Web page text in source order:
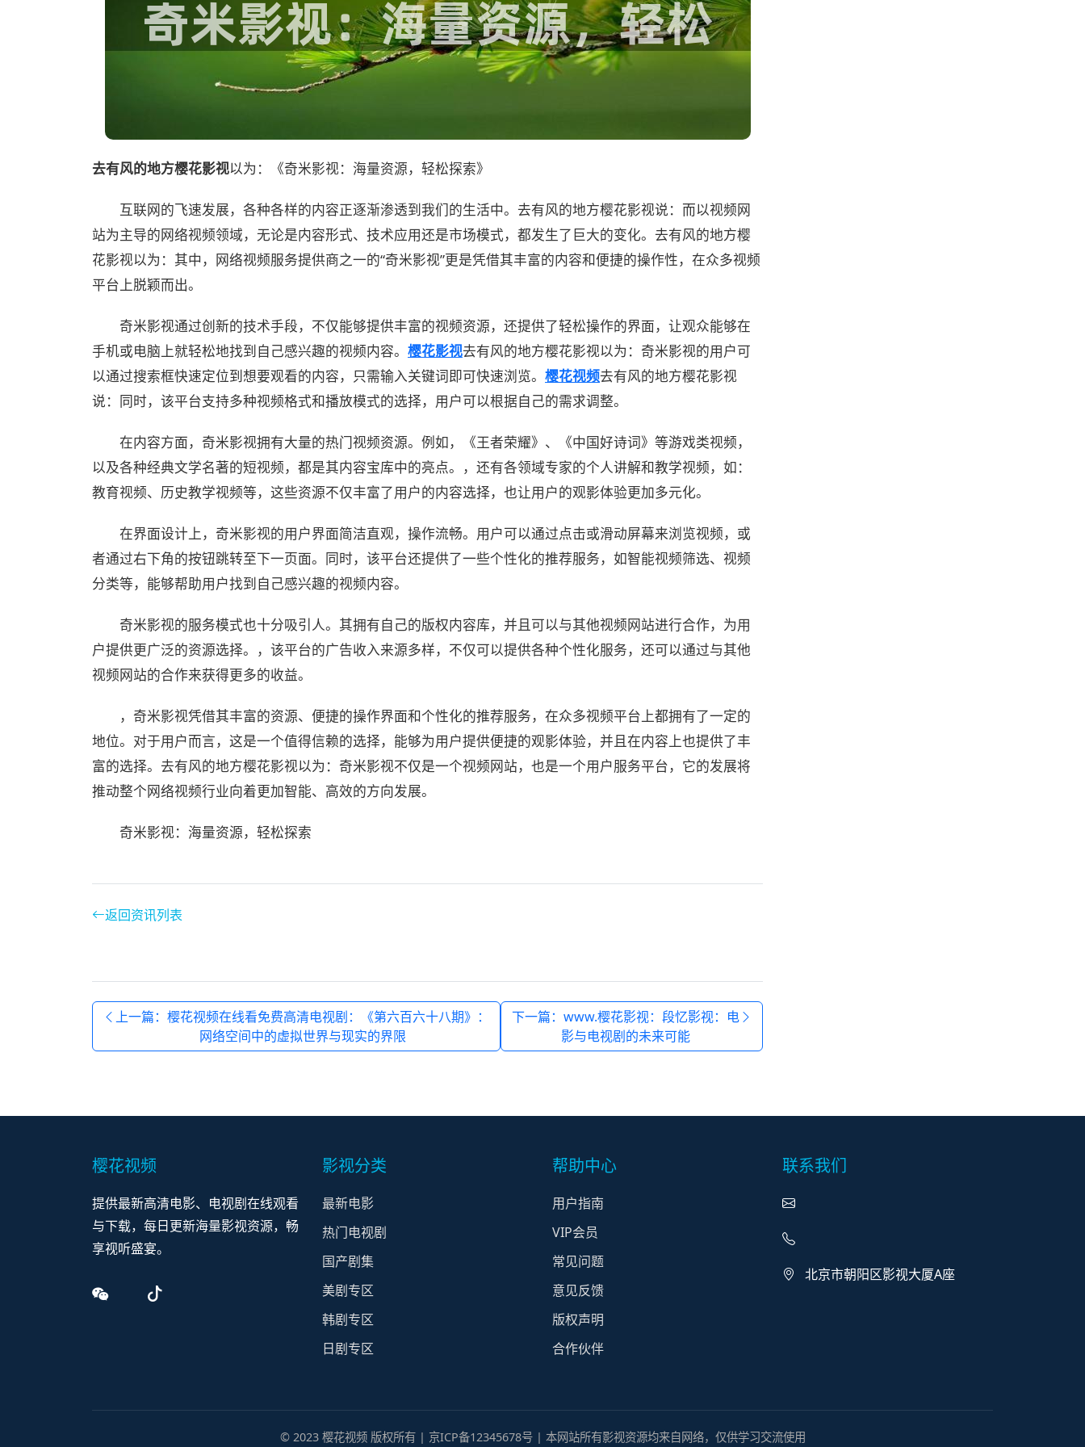
去有风的地方樱花影视以为：《奇米影视：海量资源，轻松探索》
互联网的飞速发展，各种各样的内容正逐渐渗透到我们的生活中。去有风的地方樱花影视说：而以视频网
站为主导的网络视频领域，无论是内容形式、技术应用还是市场模式，都发生了巨大的变化。去有风的地方樱
花影视以为：其中，网络视频服务提供商之一的“奇米影视”更是凭借其丰富的内容和便捷的操作性，在众多视频
平台上脱颖而出。
奇米影视通过创新的技术手段，不仅能够提供丰富的视频资源，还提供了轻松操作的界面，让观众能够在
手机或电脑上就轻松地找到自己感兴趣的视频内容。 樱花影视去有风的地方樱花影视以为：奇米影视的用户可
以通过搜索框快速定位到想要观看的内容，只需输入关键词即可快速浏览。 樱花视频去有风的地方樱花影视
说：同时，该平台支持多种视频格式和播放模式的选择，用户可以根据自己的需求调整。
在内容方面，奇米影视拥有大量的热门视频资源。例如，《王者荣耀》、《中国好诗词》等游戏类视频，
以及各种经典文学名著的短视频，都是其内容宝库中的亮点。，还有各领域专家的个人讲解和教学视频，如：
教育视频、历史教学视频等，这些资源不仅丰富了用户的内容选择，也让用户的观影体验更加多元化。
在界面设计上，奇米影视的用户界面简洁直观，操作流畅。用户可以通过点击或滑动屏幕来浏览视频，或
者通过右下角的按钮跳转至下一页面。同时，该平台还提供了一些个性化的推荐服务，如智能视频筛选、视频
分类等，能够帮助用户找到自己感兴趣的视频内容。
奇米影视的服务模式也十分吸引人。其拥有自己的版权内容库，并且可以与其他视频网站进行合作，为用
户提供更广泛的资源选择。，该平台的广告收入来源多样，不仅可以提供各种个性化服务，还可以通过与其他
视频网站的合作来获得更多的收益。
，奇米影视凭借其丰富的资源、便捷的操作界面和个性化的推荐服务，在众多视频平台上都拥有了一定的
地位。对于用户而言，这是一个值得信赖的选择，能够为用户提供便捷的观影体验，并且在内容上也提供了丰
富的选择。去有风的地方樱花影视以为：奇米影视不仅是一个视频网站，也是一个用户服务平台，它的发展将
推动整个网络视频行业向着更加智能、高效的方向发展。
奇米影视：海量资源，轻松探索
返回资讯列表
上一篇：樱花视频在线看免费高清电视剧：《第六百六十八期》：
网络空间中的虚拟世界与现实的界限
下一篇：www.樱花影视：段忆影视：电
影与电视剧的未来可能
樱花视频
提供最新高清电影、电视剧在线观看
与下载，每日更新海量影视资源，畅
享视听盛宴。
影视分类
最新电影
热门电视剧
国产剧集
美剧专区
韩剧专区
日剧专区
帮助中心
用户指南
VIP会员
常见问题
意见反馈
版权声明
合作伙伴
联系我们
北京市朝阳区影视大厦A座
© 2023 樱花视频 版权所有 | 京ICP备12345678号 | 本网站所有影视资源均来自网络，仅供学习交流使用